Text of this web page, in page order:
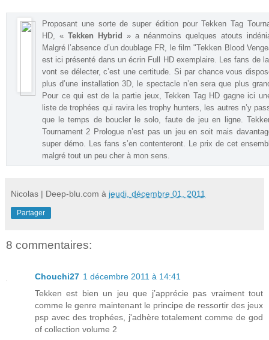
Proposant une sorte de super édition pour Tekken Tag
HD, « Tekken Hybrid » a néanmoins quelques atouts
Malgré l’absence d’un doublage FR, le film "Tekken Blood
est ici présenté dans un écrin Full HD exemplaire. Les fans de
vont se délecter, c’est une certitude. Si par chance vous
plus d’une installation 3D, le spectacle n’en sera que plus
Pour ce qui est de la partie jeux, Tekken Tag HD gagne ici
liste de trophées qui ravira les trophy hunters, les autres n’y
que le temps de boucler le solo, faute de jeu en ligne.
Tournament 2 Prologue n’est pas un jeu en soit mais
super démo. Les fans s’en contenteront. Le prix de cet
malgré tout un peu cher à mon sens.
Nicolas | Deep-blu.com à jeudi, décembre 01, 2011
Partager
8 commentaires:
Chouchi27 1 décembre 2011 à 14:41
Tekken est bien un jeu que j’apprécie pas vraiment tout
comme le genre maintenant le principe de ressortir des jeux
psp avec des trophées, j'adhère totalement comme de god
of collection volume 2